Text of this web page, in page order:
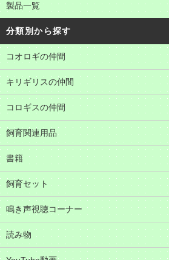
製品一覧
分類別から探す
コオロギの仲間
キリギリスの仲間
コロギスの仲間
飼育関連用品
書籍
飼育セット
鳴き声視聴コーナー
読み物